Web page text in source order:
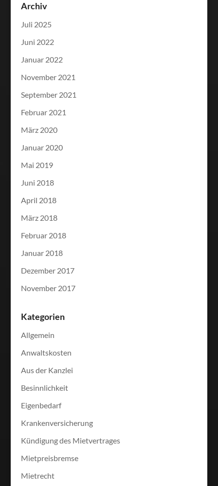
Archiv
Juli 2025
Juni 2022
Januar 2022
November 2021
September 2021
Februar 2021
März 2020
Januar 2020
Mai 2019
Juni 2018
April 2018
März 2018
Februar 2018
Januar 2018
Dezember 2017
November 2017
Kategorien
Allgemein
Anwaltskosten
Aus der Kanzlei
Besinnlichkeit
Eigenbedarf
Krankenversicherung
Kündigung des Mietvertrages
Mietpreisbremse
Mietrecht